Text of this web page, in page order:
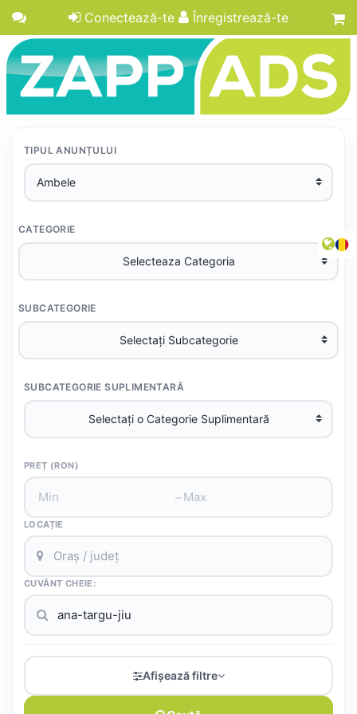
Conectează-te Înregistrează-te
TIPUL ANUNȚULUI
CATEGORIE
SUBCATEGORIE
SUBCATEGORIE SUPLIMENTARĂ
PREȚ (RON)
–
LOCAȚIE
CUVÂNT CHEIE:
Afișează filtre